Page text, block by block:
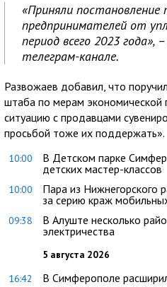
«Приняли постановление
предпринимателей от
период всего 2023 года»,
телеграм-канале.
Развожаев добавил, что
штаба по мерам экономической
ситуацию с продавцами
просьбой тоже их поддержать».
10:00
В Детском парке
детских мастер-классов
10:00
Пара из Нижнегорского
за серию краж
09:38
В Алуште несколько
электричества
5 августа 2026
16:42
В Симферополе